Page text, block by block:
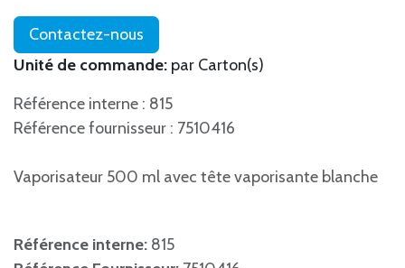
Contactez-nous
Unité de commande: par Carton(s)
Référence interne : 815
Référence fournisseur : 7510416
Vaporisateur 500 ml avec tête vaporisante blanche
Référence interne: 815